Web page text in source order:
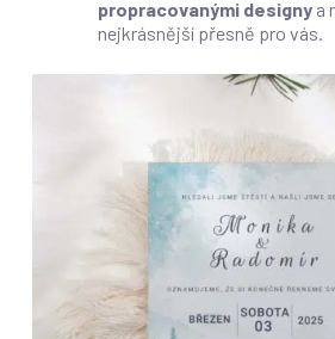
propracovanými designya
nejkrásnější přesně pro vás.